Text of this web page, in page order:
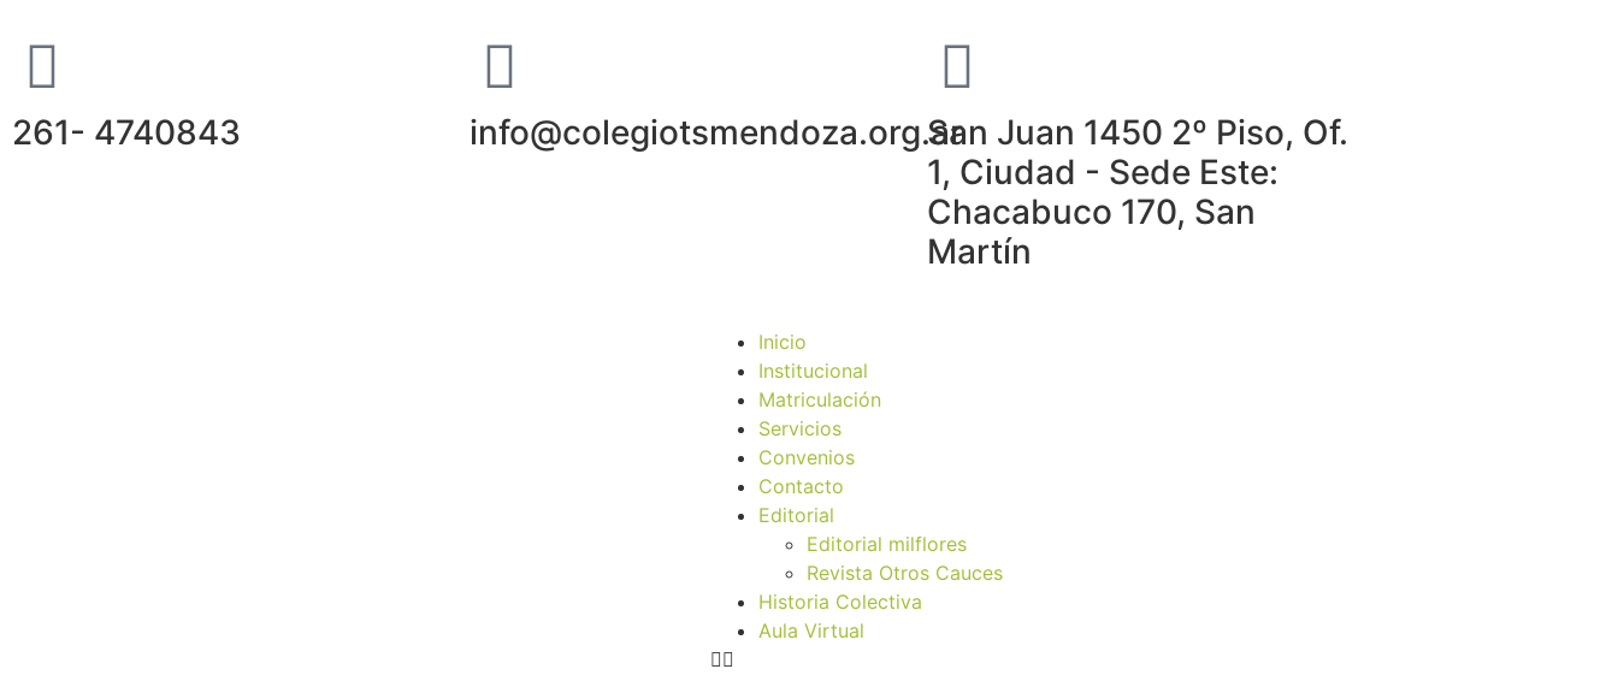
261- 4740843 info@colegiotsmendoza.org.arSan Juan 1450 2º Piso, Of.
1, Ciudad - Sede Este:
Chacabuco 170, San
Martín
Inicio
Institucional
Matriculación
Servicios
Convenios
Contacto
Editorial
Editorial milflores
Revista Otros Cauces
Historia Colectiva
Aula Virtual